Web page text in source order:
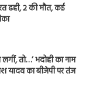
ढही, 2 की मौत, कई
तो…’ भदोही का नाम
यादव का बीजेपी पर तंज